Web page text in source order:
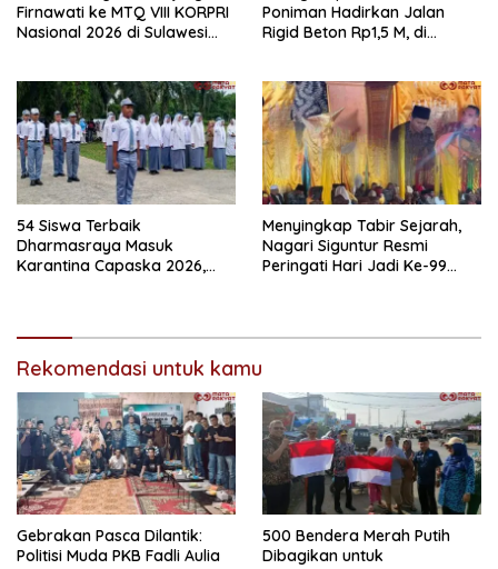
Firnawati ke MTQ VIII KORPRI
Nasional 2026 di Sulawesi
Poniman Hadirkan Jalan
Rigid Beton Rp1,5 M, di
Kasih
54 Siswa Terbaik
Dharmasraya Masuk
Karantina Capaska 2026,
Menyingkap Tabir Sejarah,
Nagari Siguntur Resmi
Peringati Hari Jadi Ke-99
Rekomendasi untuk kamu
Gebrakan Pasca Dilantik:
Politisi Muda PKB Fadli Aulia
500 Bendera Merah Putih
Dibagikan untuk